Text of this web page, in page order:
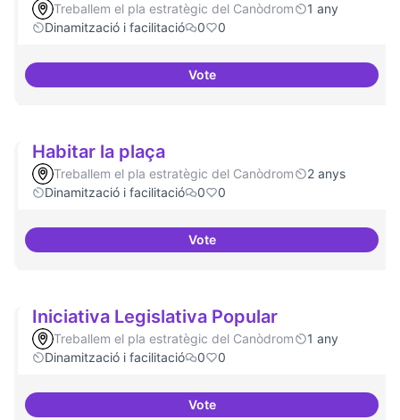
Treballem el pla estratègic del Canòdrom
1 any
Dinamització i facilitació
0 0
VoteComunitat software lliure
Habitar la plaça
Treballem el pla estratègic del Canòdrom
2 anys
Dinamització i facilitació
0 0
VoteHabitar la plaça
Iniciativa Legislativa Popular
Treballem el pla estratègic del Canòdrom
1 any
Dinamització i facilitació
0 0
VoteIniciativa Legislativa Popular